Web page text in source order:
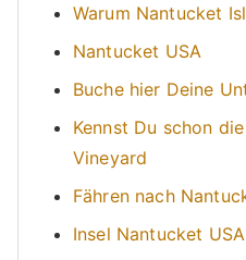
Warum Nantucket
Nantucket USA
Buche hier Deine
Kennst Du schon
Vineyard
Fähren nach
Insel Nantucket